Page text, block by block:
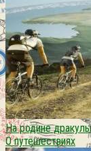
На родине дракулы
О путешествиях